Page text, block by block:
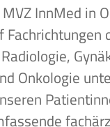
InnMed in
Onkologie